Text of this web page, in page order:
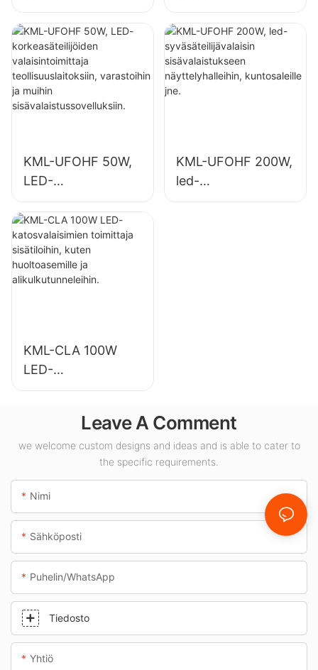
korkeasäteilijöiden
valaisintoimittaja
teollisuuslaitoksiin,
varastoihin ja
muihin
sisävalaistussovellu
syväsäteilijöiden
valaisintoimittaja
sisävalaistukseen
teollisuuslaitoksissa
, kuntosaleilla jne.
KML-UFOHF 50W,
LED-
korkeasäteilijöiden
valaisintoimittaja
teollisuuslaitoksiin,
varastoihin ja
muihin
KML-UFOHF 200W,
led-
syväsäteilijävalaisin
KML-CLA 100W
LED-
katosvalaisimien
sisätiloihin, kuten
huoltoasemille ja
alikulkutunneleihin.
Leave A Comment
we welcome custom designs and ideas and is able to cater to
the specific requirements.
Nimi
Sähköposti
Puhelin/WhatsApp
Tiedosto
Yhtiö